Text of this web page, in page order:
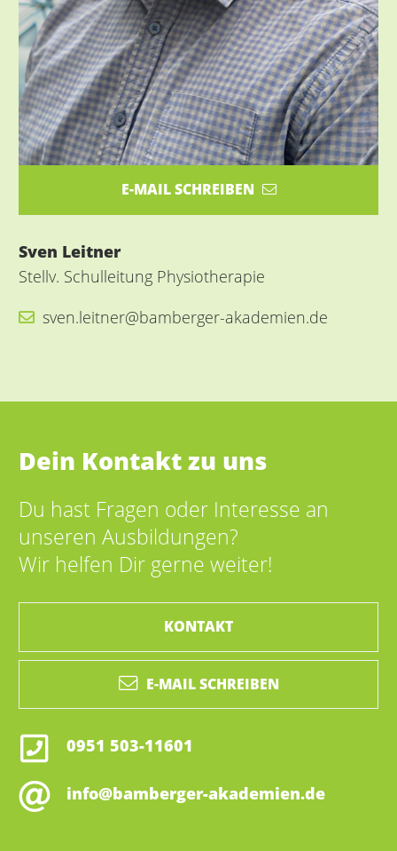
E-MAIL SCHREIBEN
Sven Leitner
Stellv. Schulleitung Physiotherapie
sven.leitner@bamberger-akademien.de
Dein Kontakt zu uns
Du hast Fragen oder Interesse an
unseren Ausbildungen?
Wir helfen Dir gerne weiter!
KONTAKT
E-MAIL SCHREIBEN
0951 503-11601
info@bamberger-akademien.de